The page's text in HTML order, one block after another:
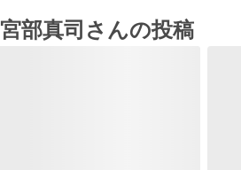
宮部真司さんの投稿